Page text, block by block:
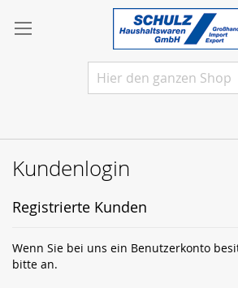
zum
Inhalt
Ein
Ein
Kundenlogin
Registrierte Kunden
Wenn Sie bei uns ein Benutzerkonto
bitte an.